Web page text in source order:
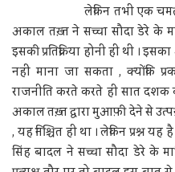
लेकिन तभी एक चमत्कार
अकाल तख़्त ने सच्चा सौदा डेरे के
इसकी प्रतिक्रिया होनी ही थी ।
नहीं माना जा सकता , क्योंकि
राजनीति करते करते ही सात दशक
अकाल तख़्त द्वारा मुआफ़ी देने से
, यह निश्चित ही था । लेकिन प्रश्न
सिंह बादल ने सच्चा सौदा डेरे के